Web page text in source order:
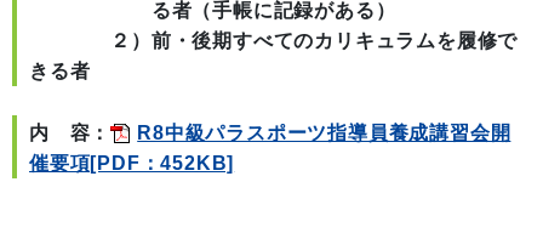
る者（手帳に記録がある）
２）前・後期すべてのカリキュラムを履修で
きる者
内 容：
R8中級パラスポーツ指導員養成講習会開
催要項[PDF：452KB]